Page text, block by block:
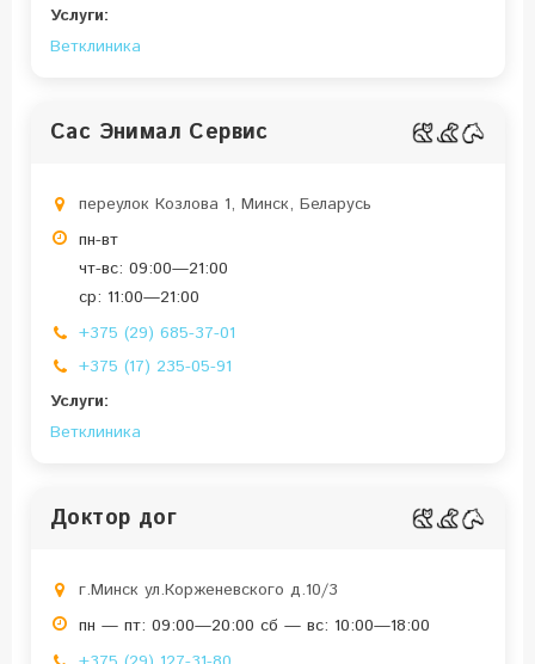
Услуги:
Ветклиника
Сас Энимал Сервис
переулок Козлова 1, Минск, Беларусь
пн-вт
чт-вс: 09:00—21:00
ср: 11:00—21:00
+375 (29) 685-37-01
+375 (17) 235-05-91
Услуги:
Ветклиника
Доктор дог
г.Минск ул.Корженевского д.10/3
пн — пт: 09:00—20:00 сб — вс: 10:00—18:00